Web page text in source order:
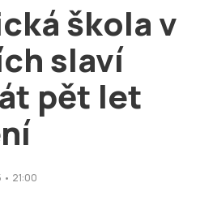
škola v
slaví
pět let
21:00